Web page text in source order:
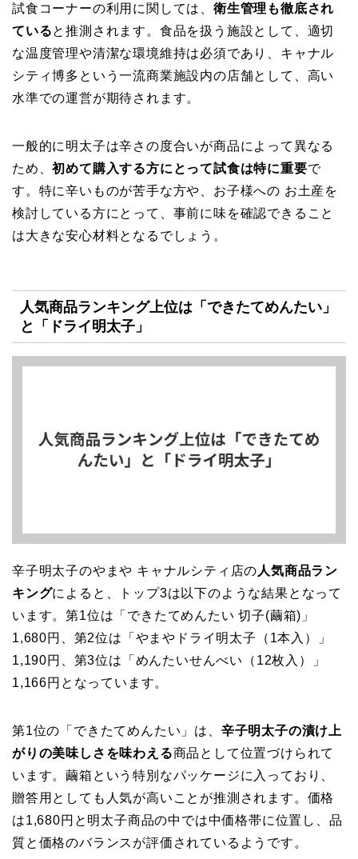
試食コーナーの利用に関しては、 衛生管理も徹底され
ていると推測されます。食品を扱う施設として、適切
な温度管理や清潔な環境維持は必須であり、キャナル
シティ博多という一流商業施設内の店舗として、高い
水準での運営が期待されます。
一般的に明太子は辛さの度合いが商品によって異なる
ため、初めて購入する方にとって試食は特に重要で
す。特に辛いものが苦手な方や、お子様への お土産を
検討している方にとって、事前に味を確認できること
は大きな安心材料となるでしょう。
人気商品ランキング上位は「できたてめんたい」
と「ドライ明太子」
辛子明太子のやまや キャナルシティ店の 人気商品ラン
キングによると、トップ3は以下のような結果となって
います。第1位は「できたてめんたい 切子(繭箱)」
1,680円、第2位は「やまやドライ明太子（1本入）」
1,190円、第3位は「めんたいせんべい（12枚入）」
1,166円となっています。
第1位の「できたてめんたい」は、 辛子明太子の漬け上
がりの美味しさを味わえる商品として位置づけられて
います。繭箱という特別なパッケージに入っており、
贈答用としても人気が高いことが推測されます。価格
は1,680円と明太子商品の中では中価格帯に位置し、品
質と価格のバランスが評価されているようです。